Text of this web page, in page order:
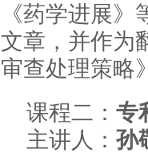
《药学进展
文章，并作为
审查处理策略
课程二： 专
主讲人： 孙